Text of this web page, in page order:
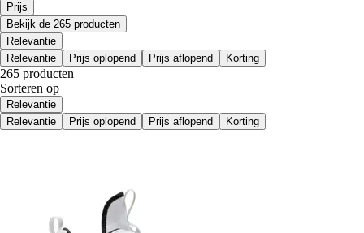
Prijs
Bekijk de 265 producten
Relevantie
Relevantie
Prijs oplopend Prijs aflopend Korting
265 producten
Sorteren op
Relevantie
Relevantie
Prijs oplopend Prijs aflopend Korting